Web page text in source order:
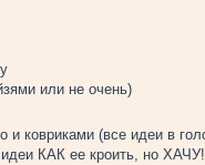
или не очень)
и ковриками (все идеи в
КАК ее кроить, но